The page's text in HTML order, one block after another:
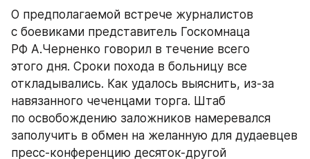
О предполагаемой встрече журналистов
с боевиками представитель Госкомнаца
РФ А.Черненко говорил в течение всего
этого дня. Сроки похода в больницу все
откладывались. Как удалось выяснить, из-за
навязанного чеченцами торга. Штаб
по освобождению заложников намеревался
заполучить в обмен на желанную для дудаевцев
пресс-конференцию десяток-другой